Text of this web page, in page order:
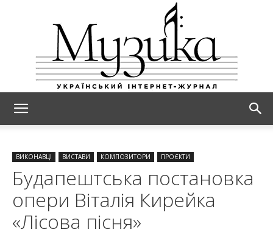
ВИКОНАВЦІ ВИСТАВИ КОМПОЗИТОРИ ПРОЄКТИ
Будапештська постановка
опери Віталія Кирейка
«Лісова пісня»